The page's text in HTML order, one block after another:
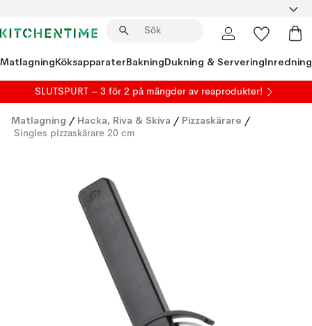
MatlagningKöksapparaterBakningDukning & ServeringInredning
SLUTSPURT – 3 för 2 på mängder av reaprodukter!
Matlagning / Hacka, Riva & Skiva / Pizzaskärare /
Singles pizzaskärare 20 cm